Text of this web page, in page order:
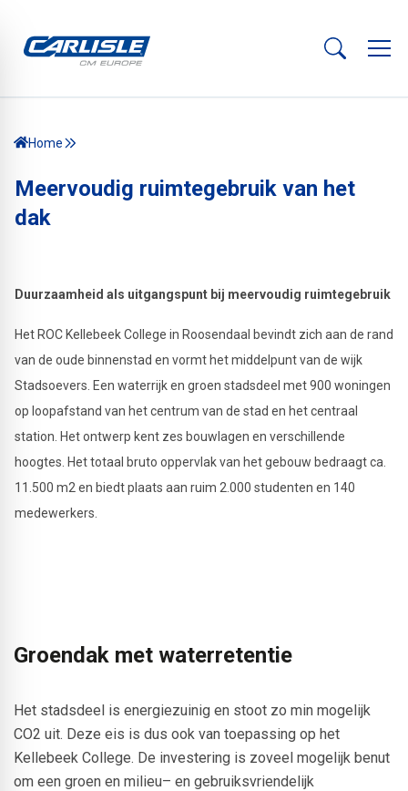
Home
Meervoudig ruimtegebruik van het
dak
Duurzaamheid als uitgangspunt bij meervoudig ruimtegebruik
Het ROC Kellebeek College in Roosendaal bevindt zich aan de rand
van de oude binnenstad en vormt het middelpunt van de wijk
Stadsoevers. Een waterrijk en groen stadsdeel met 900 woningen
op loopafstand van het centrum van de stad en het centraal
station. Het ontwerp kent zes bouwlagen en verschillende
hoogtes. Het totaal bruto oppervlak van het gebouw bedraagt ca.
11.500 m2 en biedt plaats aan ruim 2.000 studenten en 140
medewerkers.
Groendak met waterretentie
Het stadsdeel is energiezuinig en stoot zo min mogelijk
CO2 uit. Deze eis is dus ook van toepassing op het
Kellebeek College. De investering is zoveel mogelijk benut
om een groen en milieu– en gebruiksvriendelijk